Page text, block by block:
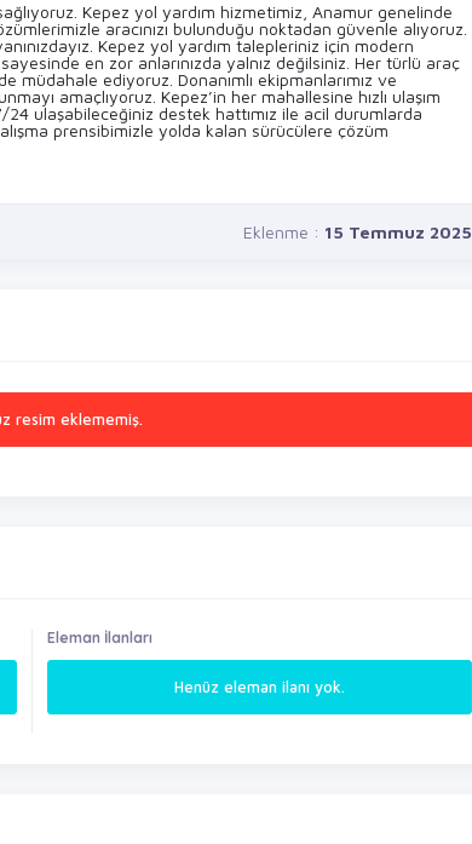
Kepez yol yardım hizmetimiz, Anamur genelinde
aracınızı bulunduğu noktadan güvenle alıyoruz.
Kepez yol yardım talepleriniz için modern
en zor anlarınızda yalnız değilsiniz. Her türlü araç
müdahale ediyoruz. Donanımlı ekipmanlarımız ve
amaçlıyoruz. Kepez’in her mahallesine hızlı ulaşım
ulaşabileceğiniz destek hattımız ile acil durumlarda
prensibimizle yolda kalan sürücülere çözüm
Eklenme : 15 Temmuz 2025
resim eklememiş.
Eleman İlanları
Henüz eleman ilanı yok.